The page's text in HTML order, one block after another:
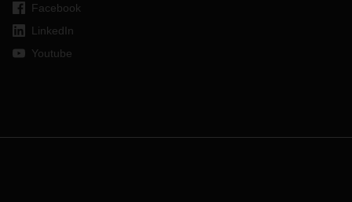
Facebook
LinkedIn
Youtube